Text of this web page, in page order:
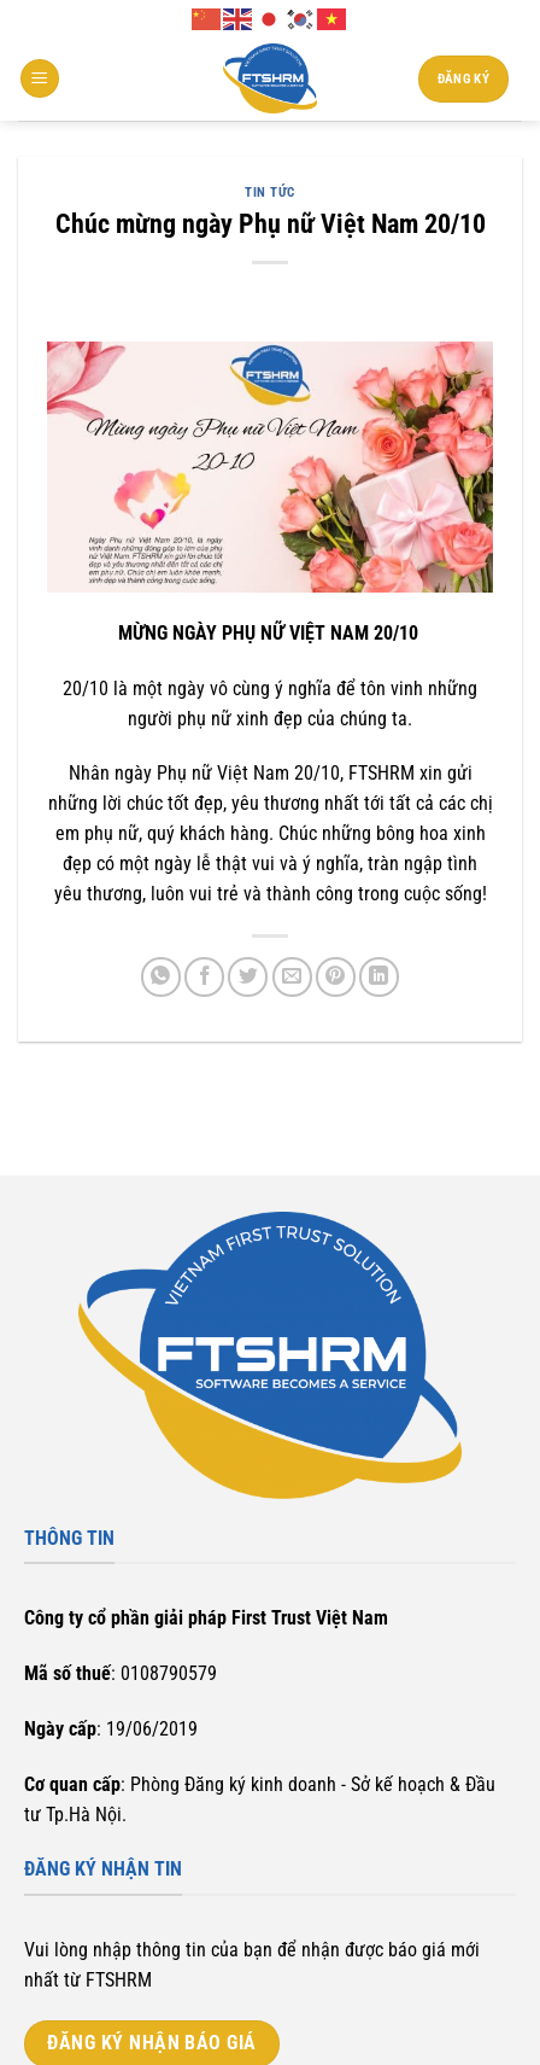
nội
dung
ĐĂNG KÝ
TIN TỨC
Chúc mừng ngày Phụ nữ Việt Nam 20/10
MỪNG NGÀY PHỤ NỮ VIỆT NAM 20/10
20/10 là một ngày vô cùng ý nghĩa để tôn vinh những
người phụ nữ xinh đẹp của chúng ta.
Nhân ngày Phụ nữ Việt Nam 20/10, FTSHRM xin gửi
những lời chúc tốt đẹp, yêu thương nhất tới tất cả các chị
em phụ nữ, quý khách hàng. Chúc những bông hoa xinh
đẹp có một ngày lễ thật vui và ý nghĩa, tràn ngập tình
yêu thương, luôn vui trẻ và thành công trong cuộc sống!
THÔNG TIN
Công ty cổ phần giải pháp First Trust Việt Nam
Mã số thuế: 0108790579
Ngày cấp: 19/06/2019
Cơ quan cấp: Phòng Đăng ký kinh doanh - Sở kế hoạch & Đầu
tư Tp.Hà Nội.
ĐĂNG KÝ NHẬN TIN
Vui lòng nhập thông tin của bạn để nhận được báo giá mới
nhất từ FTSHRM
ĐĂNG KÝ NHẬN BÁO GIÁ